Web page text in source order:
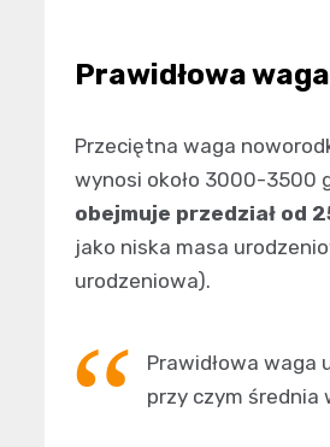
Prawidłowa
Przeciętna waga
wynosi około 3000-3500
obejmuje przedział od
jako niska masa
urodzeniowa).
Prawidłowa
przy czym średnia